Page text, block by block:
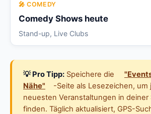
🎤 COMEDY
Comedy Shows heute
Stand-up, Live Clubs
💡 Pro Tipp: Speichere die
Nähe"
-Seite als Lesezeichen, um
neuesten Veranstaltungen in deiner
finden. Täglich aktualisiert, GPS-